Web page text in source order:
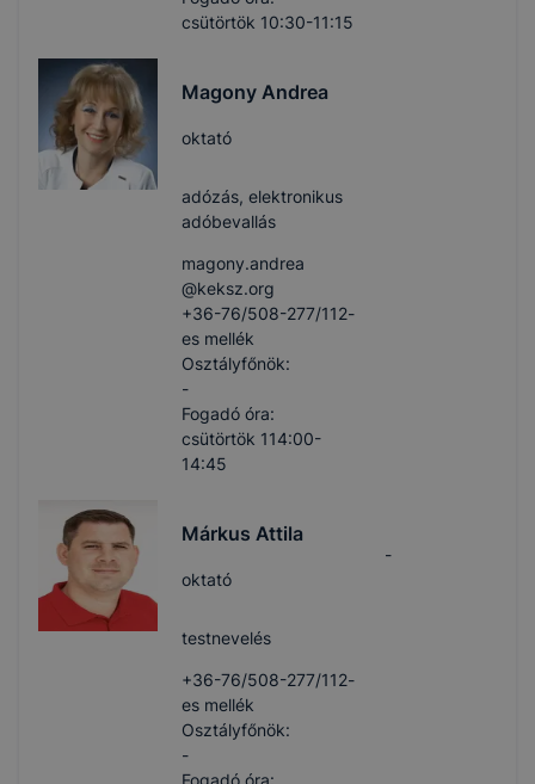
csütörtök 10:30-11:15
Magony Andrea
oktató
adózás, elektronikus
adóbevallás
magony.andrea​
@keksz.org
+36-76/508-277/112-
es mellék
Osztályfőnök:
-
Fogadó óra:
csütörtök 114:00-
14:45
Márkus Attila
oktató
testnevelés
-
+36-76/508-277/112-
es mellék
Osztályfőnök:
-